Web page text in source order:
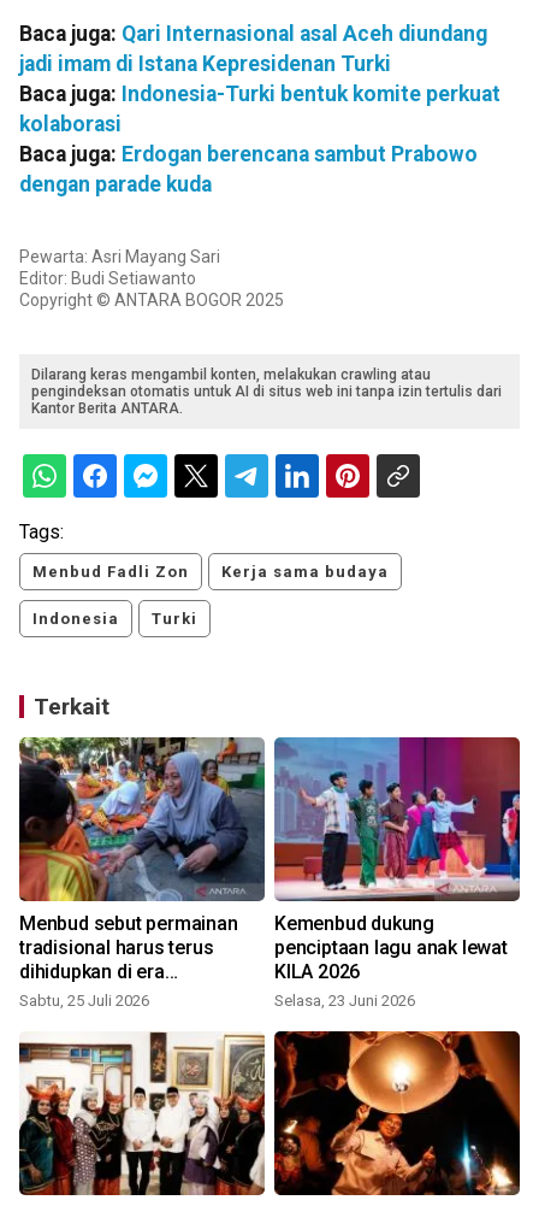
Baca juga: Qari Internasional asal Aceh diundang
jadi imam di Istana Kepresidenan Turki
Baca juga: Indonesia-Turki bentuk komite perkuat
kolaborasi
Baca juga: Erdogan berencana sambut Prabowo
dengan parade kuda
Pewarta: Asri Mayang Sari
Editor: Budi Setiawanto
Copyright © ANTARA BOGOR 2025
Dilarang keras mengambil konten, melakukan crawling atau
pengindeksan otomatis untuk AI di situs web ini tanpa izin tertulis dari
Kantor Berita ANTARA.
Tags:
Menbud Fadli Zon Kerja sama budaya
Indonesia Turki
Terkait
Menbud sebut permainan
tradisional harus terus
dihidupkan di era
perkembangan teknologi
Sabtu, 25 Juli 2026
Kemenbud dukung
penciptaan lagu anak lewat
KILA 2026
Selasa, 23 Juni 2026